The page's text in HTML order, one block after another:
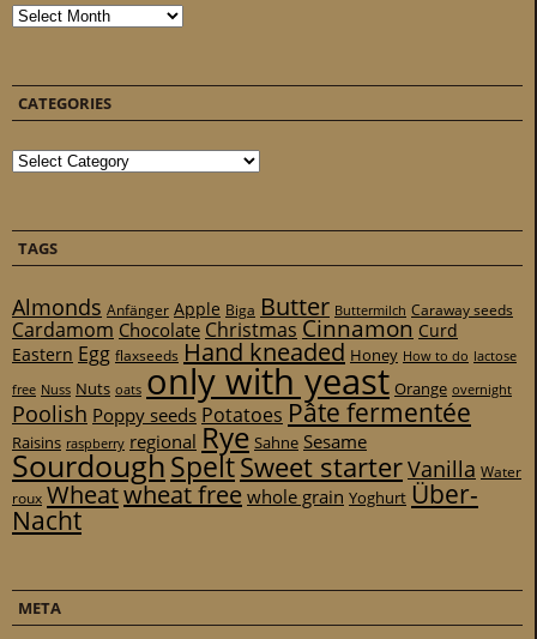
Archives
CATEGORIES
Categories
TAGS
Almonds Anfänger Apple Biga Butter Buttermilch Caraway seeds
Cardamom Chocolate Christmas Cinnamon Curd
Eastern Egg flaxseeds Hand kneaded Honey How to do lactose
free Nuss Nuts oats only with yeast Orange overnight
Poolish Poppy seeds Potatoes Pâte fermentée
Raisins raspberry regional Rye Sahne Sesame
SourdoughSpeltSweet starterVanilla Water
roux Wheatwheat freewhole grain Yoghurt Über-
Nacht
META